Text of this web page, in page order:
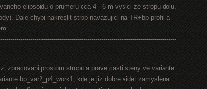
elipsoidu o prumeru cca 4 - 6 m vysici ze stropu dolu,
Dale chybi nakreslit strop navazujici na TR+bp profil a
zpracovani prostoru stropu a prave casti steny ve variante
bp_var2_p4_work1, kde je jiz dobre videt zamyslena